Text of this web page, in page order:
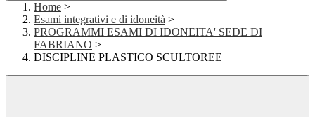
Home >
Esami integrativi e di idoneità >
PROGRAMMI ESAMI DI IDONEITA' SEDE DI
FABRIANO >
DISCIPLINE PLASTICO SCULTOREE